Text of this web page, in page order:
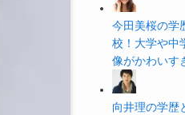
今田美桜の学
校！大学や中
像がかわいす
向井理の学歴